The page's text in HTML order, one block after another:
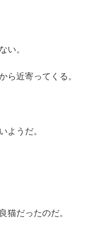
い。
ら近寄ってくる。
ようだ。
猫だったのだ。